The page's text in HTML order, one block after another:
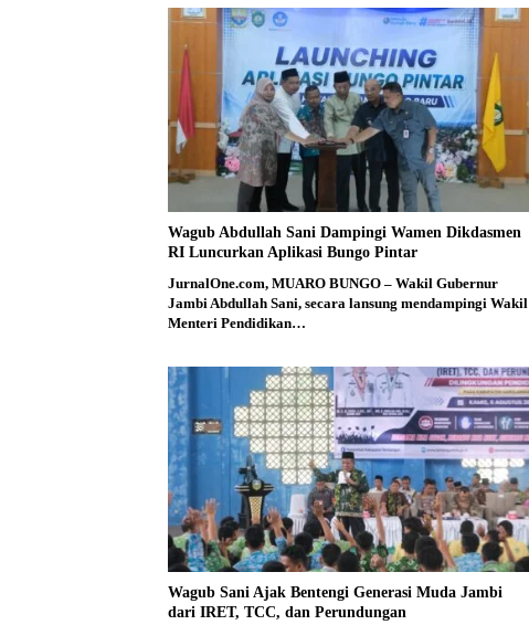
Wagub Abdullah Sani Dampingi Wamen Dikdasmen
RI Luncurkan Aplikasi Bungo Pintar
JurnalOne.com, MUARO BUNGO – Wakil Gubernur
Jambi Abdullah Sani, secara lansung mendampingi Wakil
Menteri Pendidikan…
Wagub Sani Ajak Bentengi Generasi Muda Jambi
dari IRET, TCC, dan Perundungan